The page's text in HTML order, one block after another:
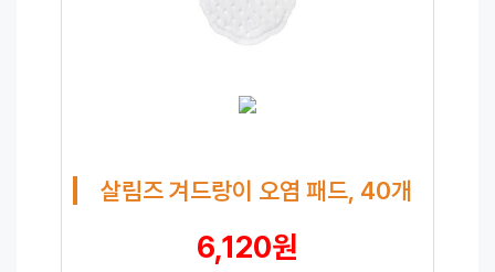
살림즈 겨드랑이 오염 패드, 40개
6,120원